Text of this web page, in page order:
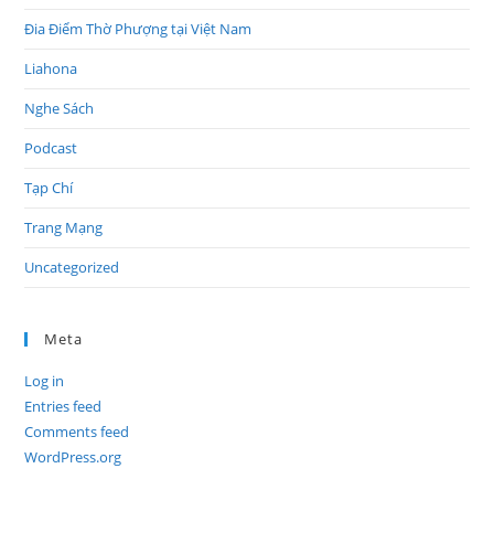
Đia Điểm Thờ Phượng tại Việt Nam
Liahona
Nghe Sách
Podcast
Tạp Chí
Trang Mạng
Uncategorized
Meta
Log in
Entries feed
Comments feed
WordPress.org